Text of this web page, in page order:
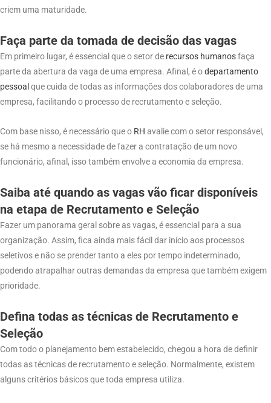
criem uma maturidade.
Faça parte da tomada de decisão das vagas
Em primeiro lugar, é essencial que o setor de recursos humanosfaça
parte da abertura da vaga de uma empresa. Afinal, é odepartamento
pessoal que cuida de todas as informações dos colaboradores de uma
empresa, facilitando o processo de recrutamento e seleção.
Com base nisso, é necessário que o RH avalie com o setor responsável,
se há mesmo a necessidade de fazer a contratação de um novo
funcionário, afinal, isso também envolve a economia da empresa.
Saiba até quando as vagas vão ficar disponíveis
na etapa de Recrutamento e Seleção
Fazer um panorama geral sobre as vagas, é essencial para a sua
organização. Assim, fica ainda mais fácil dar início aos processos
seletivos e não se prender tanto a eles por tempo indeterminado,
podendo atrapalhar outras demandas da empresa que também exigem
prioridade.
Defina todas as técnicas de Recrutamento e
Seleção
Com todo o planejamento bem estabelecido, chegou a hora de definir
todas as técnicas de recrutamento e seleção. Normalmente, existem
alguns critérios básicos que toda empresa utiliza.